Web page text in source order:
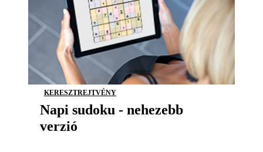
KERESZTREJTVÉNY
Napi sudoku - nehezebb
verzió